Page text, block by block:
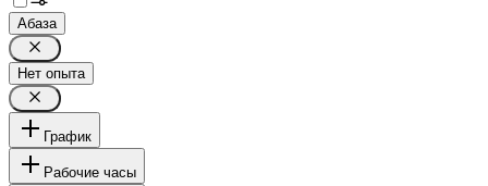
Абаза
Нет опыта
График
Рабочие часы